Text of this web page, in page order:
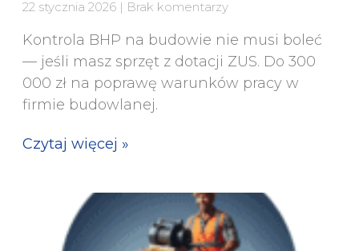
22 stycznia 2026 Brak komentarzy
Kontrola BHP na budowie nie musi boleć
— jeśli masz sprzęt z dotacji ZUS. Do 300
000 zł na poprawę warunków pracy w
firmie budowlanej.
Czytaj więcej »